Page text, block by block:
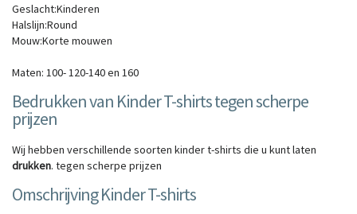
Geslacht:Kinderen
Halslijn:Round
Mouw:Korte mouwen
Maten: 100- 120-140 en 160
Bedrukken van Kinder T-shirts tegen scherpe
prijzen
Wij hebben verschillende soorten kinder t-shirts die u kunt laten
drukken. tegen scherpe prijzen
Omschrijving Kinder T-shirts